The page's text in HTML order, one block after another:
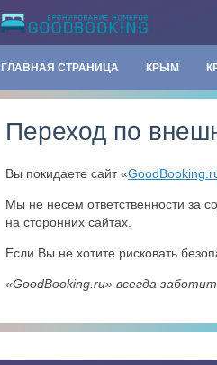
ГЛАВНАЯ СТРАНИЦА КРЫМ
Переход по
Вы покидаете сайт «
Мы не несем ответственности за
на сторонних сайтах.
Если Вы не хотите рисковать
«GoodBooking.ru» всегда